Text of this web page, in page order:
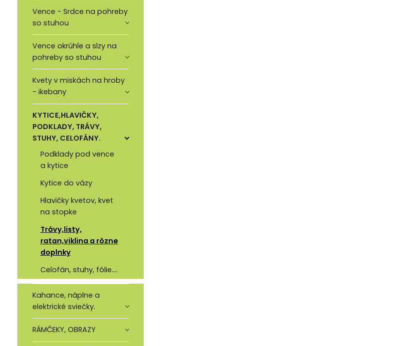
Vence - Srdce na pohreby
so stuhou
Vence okrúhle a slzy na
pohreby so stuhou
Kvety v miskách na hroby
- ikebany
KYTICE,HLAVIČKY,
PODKLADY, TRÁVY,
STUHY, CELOFÁNY.
Podklady pod vence
a kytice
Kytice do vázy
Hlavičky kvetov, kvet
na stopke
Trávy,listy,
ratan,viklina a rôzne
doplnky
Celofán, stuhy, fólie....
Kahance, náplne a
elektrické sviečky.
RÁMČEKY, OBRAZY